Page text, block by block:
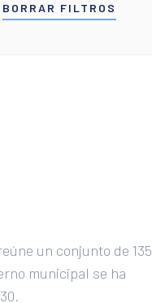
Asunción
Ciudad de Panamá
BORRAR FILTROS
un conjunto de 135
municipal se ha